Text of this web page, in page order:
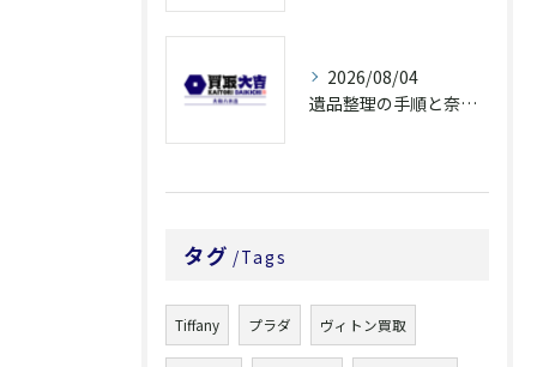
2026/08/04
遺品整理の手順と奈良県橿原市で無駄なく片付ける方法とごみ処分ポイント
タグ Tags
Tiffany プラダ ヴィトン買取